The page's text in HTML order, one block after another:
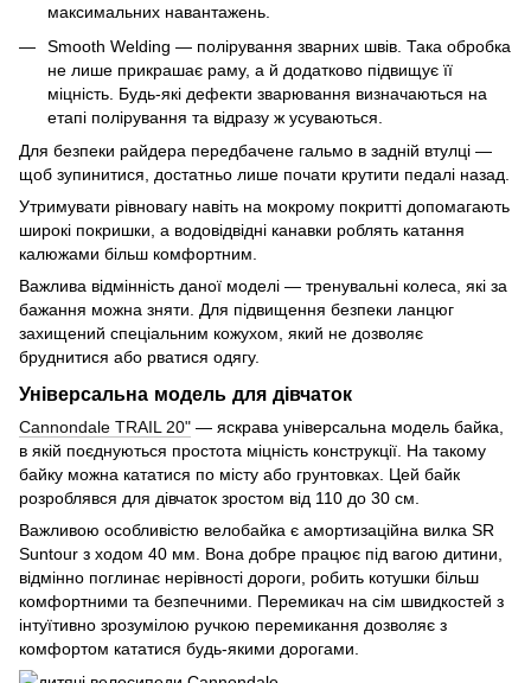
максимальних навантажень.
Smooth Welding — полірування зварних швів. Така обробка
не лише прикрашає раму, а й додатково підвищує її
міцність. Будь-які дефекти зварювання визначаються на
етапі полірування та відразу ж усуваються.
Для безпеки райдера передбачене гальмо в задній втулці —
щоб зупинитися, достатньо лише почати крутити педалі назад.
Утримувати рівновагу навіть на мокрому покритті допомагають
широкі покришки, а водовідвідні канавки роблять катання
калюжами більш комфортним.
Важлива відмінність даної моделі — тренувальні колеса, які за
бажання можна зняти. Для підвищення безпеки ланцюг
захищений спеціальним кожухом, який не дозволяє
бруднитися або рватися одягу.
Універсальна модель для дівчаток
Cannondale TRAIL 20" — яскрава універсальна модель байка,
в якій поєднуються простота міцність конструкції. На такому
байку можна кататися по місту або грунтовках. Цей байк
розроблявся для дівчаток зростом від 110 до 30 см.
Важливою особливістю велобайка є амортизаційна вилка SR
Suntour з ходом 40 мм. Вона добре працює під вагою дитини,
відмінно поглинає нерівності дороги, робить котушки більш
комфортними та безпечними. Перемикач на сім швидкостей з
інтуїтивно зрозумілою ручкою перемикання дозволяє з
комфортом кататися будь-якими дорогами.